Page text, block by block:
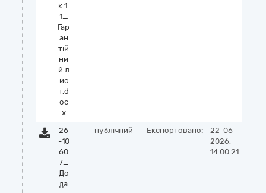
к 1.
1_
Гар
ан
тій
ни
й л
ис
т.d
oc
x
26
-10
60
7_
До
да
публічний Експортовано:
22-06-
2026,
14:00:21